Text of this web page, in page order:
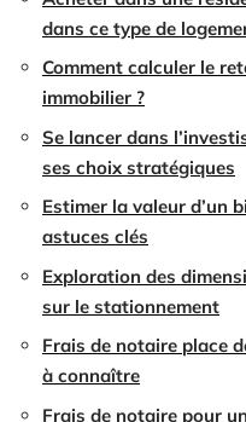
dans ce type de
Comment calculer le
immobilier ?
Se lancer dans
ses choix stratégiques
Estimer la valeur d’un
astuces clés
Exploration des
sur le stationnement
Frais de notaire place
à connaître
Frais de notaire pour